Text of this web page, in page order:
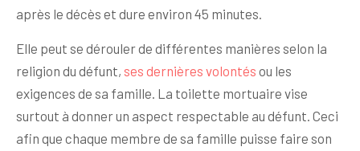
après le décès et dure environ 45 minutes.
Elle peut se dérouler de différentes manières selon la
religion du défunt, ses dernières volontés ou les
exigences de sa famille. La toilette mortuaire vise
surtout à donner un aspect respectable au défunt. Ceci
afin que chaque membre de sa famille puisse faire son